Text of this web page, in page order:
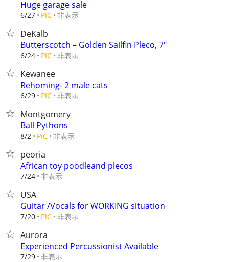
Huge garage sale
6/27 PIC 非表示
DeKalb
Butterscotch – Golden Sailfin Pleco, 7"
6/24 PIC 非表示
Kewanee
Rehoming- 2 male cats
6/29 PIC 非表示
Montgomery
Ball Pythons
8/2 PIC 非表示
peoria
African toy poodleand plecos
7/24 非表示
USA
Guitar /Vocals for WORKING situation
7/20 PIC 非表示
Aurora
Experienced Percussionist Available
7/29 非表示